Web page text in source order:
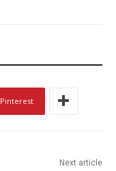
Pinterest
Next article